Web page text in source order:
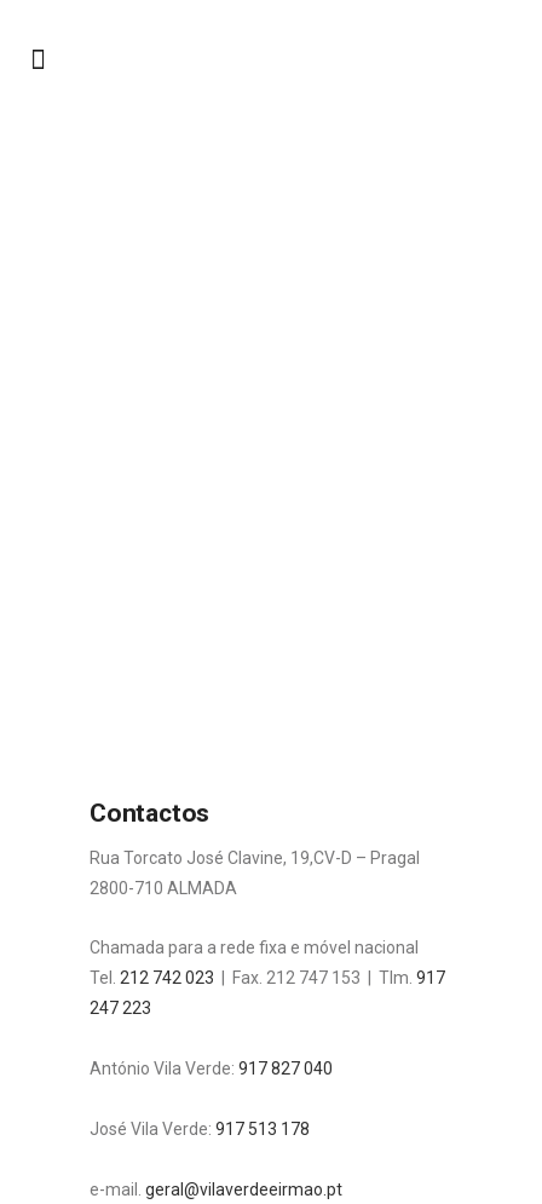
Contactos
Rua Torcato José Clavine, 19,CV-D – Pragal
2800-710 ALMADA
Chamada para a rede fixa e móvel nacional
Tel. 212 742 023 | Fax. 212 747 153 | Tlm. 917
247 223
António Vila Verde: 917 827 040
José Vila Verde: 917 513 178
e-mail. geral@vilaverdeeirmao.pt